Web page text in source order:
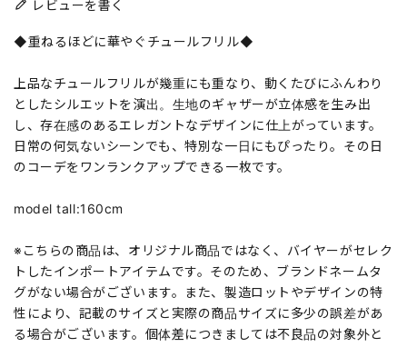
レビューを書く
◆重ねるほどに華やぐチュールフリル◆
上品なチュールフリルが幾重にも重なり、動くたびにふんわり
としたシルエットを演出。生地のギャザーが立体感を生み出
し、存在感のあるエレガントなデザインに仕上がっています。
日常の何気ないシーンでも、特別な一日にもぴったり。その日
のコーデをワンランクアップできる一枚です。
model tall:160cm
※こちらの商品は、オリジナル商品ではなく、バイヤーがセレク
トしたインポートアイテムです。そのため、ブランドネームタ
グがない場合がございます。また、製造ロットやデザインの特
性により、記載のサイズと実際の商品サイズに多少の誤差があ
る場合がございます。個体差につきましては不良品の対象外と